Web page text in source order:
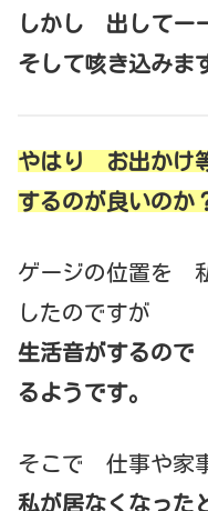
しかし 出してー
そして咳き込みま
やはり お出かけ
するのが良いのか
ゲージの位置を
したのですが
生活音がするの
るようです。
そこで 仕事や家
私が居なくなっ